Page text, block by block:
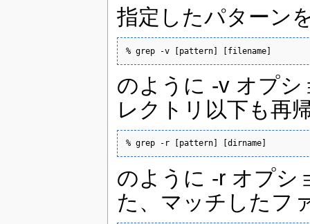
指定したパターン
% grep -v [pattern] [filename]
のように -v オプ
レクトリ以下も再
% grep -r [pattern] [dirname]
のように -r オプシ
た、マッチしたフ